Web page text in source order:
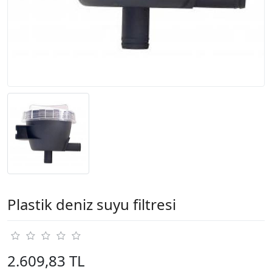
Plastik deniz suyu filtresi
2.609,83 TL